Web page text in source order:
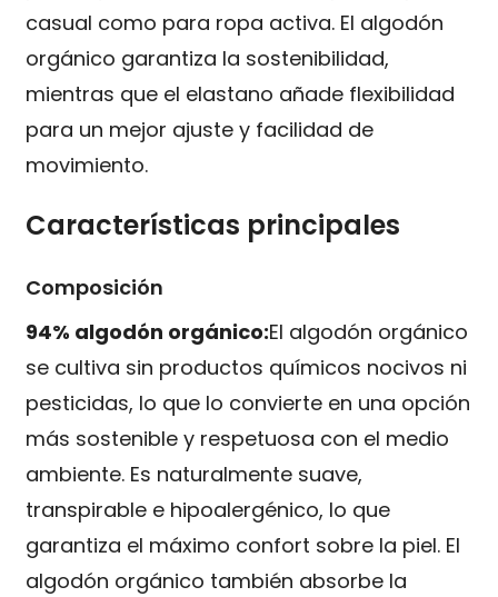
casual como para ropa activa. El algodón
orgánico garantiza la sostenibilidad,
mientras que el elastano añade flexibilidad
para un mejor ajuste y facilidad de
movimiento.
Características principales
Composición
94% algodón orgánico:El algodón orgánico
se cultiva sin productos químicos nocivos ni
pesticidas, lo que lo convierte en una opción
más sostenible y respetuosa con el medio
ambiente. Es naturalmente suave,
transpirable e hipoalergénico, lo que
garantiza el máximo confort sobre la piel. El
algodón orgánico también absorbe la